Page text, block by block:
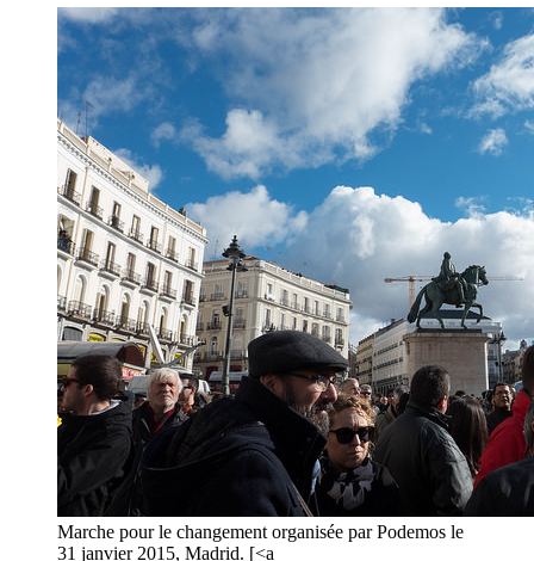
Marche pour le changement organisée par Podemos le
31 janvier 2015, Madrid. [<a